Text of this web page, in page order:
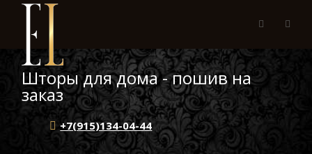
Шторы для дома - пошив на
заказ
+7(915)134-04-44